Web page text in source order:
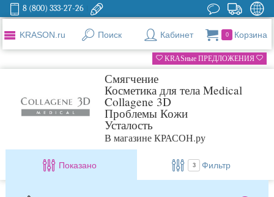
8 (800) 333-27-26
KRASON.ru Поиск Кабинет 0 Корзина
KRASные ПРЕДЛОЖЕНИЯ
Смягчение
Косметика для тела Medical
Collagene 3D
Проблемы Кожи
Усталость
В магазине КРАСОН.ру
Показано 3 Фильтр